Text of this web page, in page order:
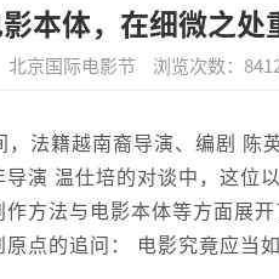
本体，在细微之处
北京国际电影节 浏览次数：
，法籍越南裔导演、编剧 陈
演 温仕培的对谈中，这位
方法与电影本体等方面展
点的追问： 电影究竟应当